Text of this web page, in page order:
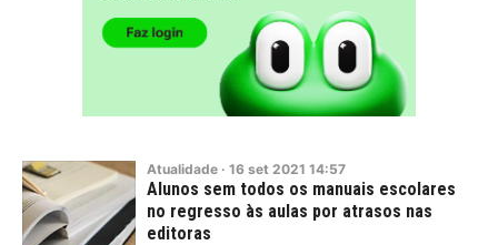
Atualidade · 16 set 2021 14:57
Alunos sem todos os manuais escolares
no regresso às aulas por atrasos nas
editoras